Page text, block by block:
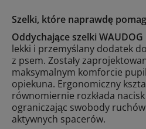
Szelki, które naprawdę
Oddychające szelki WAUDOG
lekki i przemyślany dodatek
z psem. Zostały
maksymalnym komforcie
opiekuna. Ergonomiczny
równomiernie rozkłada
ograniczając swobody
aktywnych spacerów.